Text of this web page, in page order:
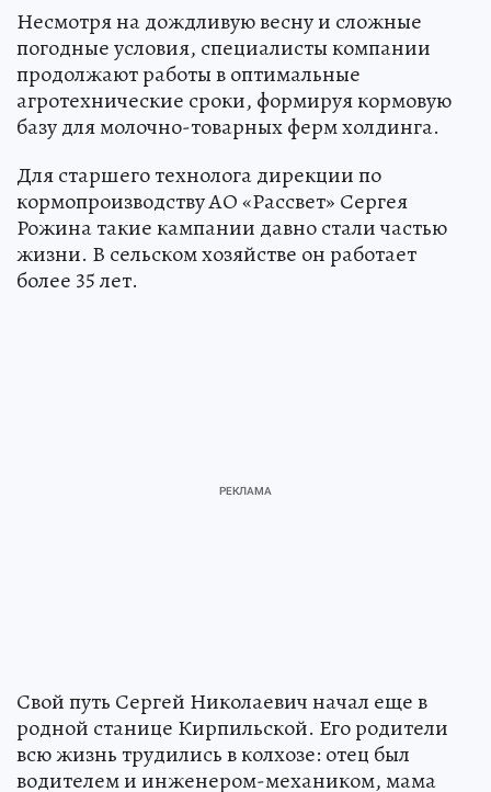
Несмотря на дождливую весну и сложные
погодные условия, специалисты компании
продолжают работы в оптимальные
агротехнические сроки, формируя кормовую
базу для молочно-товарных ферм холдинга.
Для старшего технолога дирекции по
кормопроизводству АО «Рассвет» Сергея
Рожина такие кампании давно стали частью
жизни. В сельском хозяйстве он работает
более 35 лет.
Свой путь Сергей Николаевич начал еще в
родной станице Кирпильской. Его родители
всю жизнь трудились в колхозе: отец был
водителем и инженером-механиком, мама